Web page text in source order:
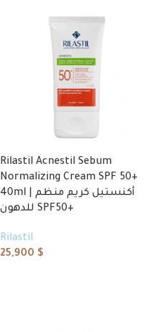
Rilastil Acnestil Sebum
Normalizing Cream SPF 50+
40ml | أكنستيل كريم منظم
للدهون SPF50+
Rilastil
25,900 $